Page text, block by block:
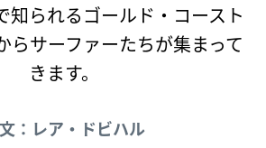
知られるゴールド・コースト
らサーファーたちが集まって
きます。
：レア・ドビハル